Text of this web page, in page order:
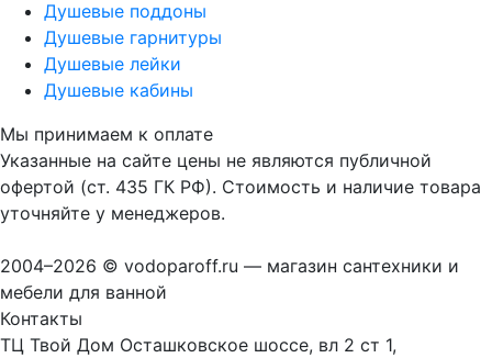
Душевые поддоны
Душевые гарнитуры
Душевые лейки
Душевые кабины
Мы принимаем к оплате
Указанные на сайте цены не являются публичной
офертой (ст. 435 ГК РФ). Стоимость и наличие товара
уточняйте у менеджеров.
2004–2026 © vodoparoff.ru — магазин сантехники и
мебели для ванной
Контакты
ТЦ Твой Дом Осташковское шоссе, вл 2 ст 1,